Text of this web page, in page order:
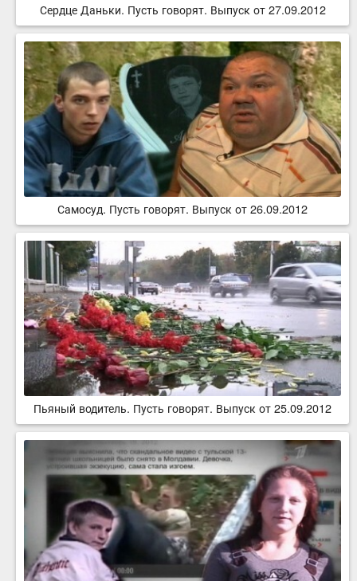
Сердце Даньки. Пусть говорят. Выпуск от 27.09.2012
Самосуд. Пусть говорят. Выпуск от 26.09.2012
Пьяный водитель. Пусть говорят. Выпуск от 25.09.2012